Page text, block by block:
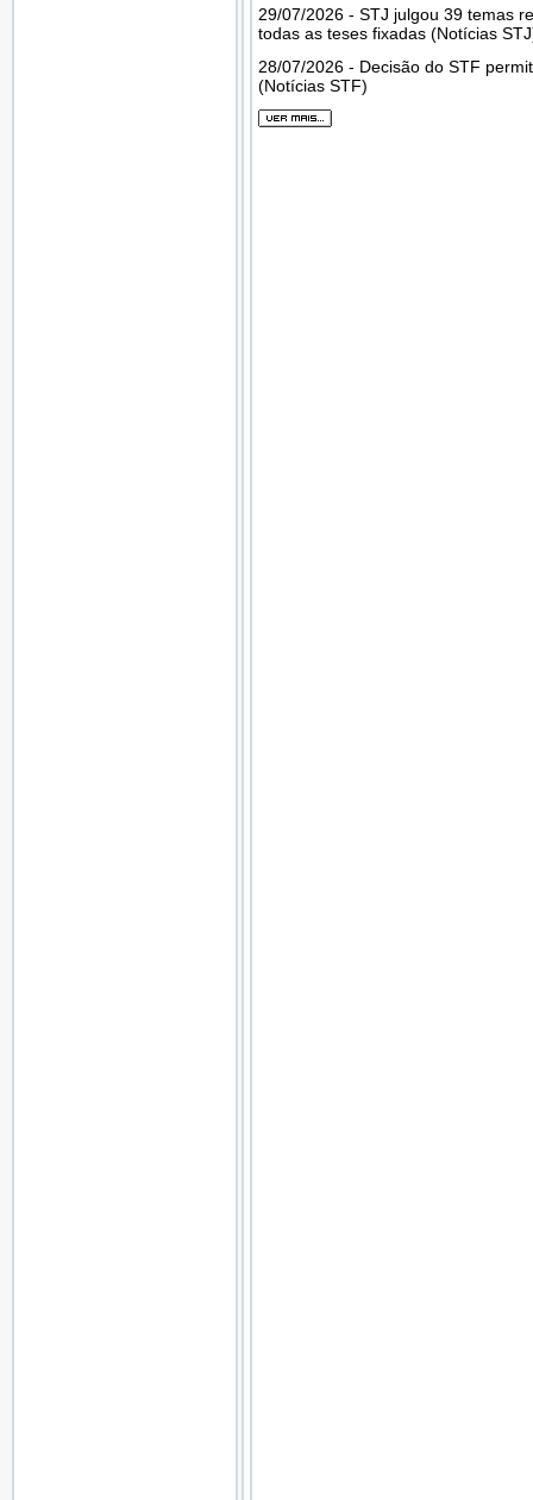
29/07/2026 - STJ julgou 39 temas
todas as teses fixadas (Notícias
28/07/2026 - Decisão do STF
(Notícias STF)